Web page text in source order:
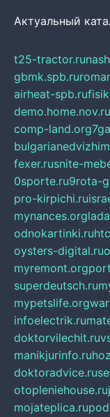
Актуальный
t25-tractor.ru
gbmk.spb.ru
airheat-spb.ru
demo.home.nov.ru
comp-land.org
fexer.rusnite-
0sporte.ru9rota-
pro-kirpichi.ru
mynances.org
odnokartinki.ru
oysters-digital.ru
myremont.org
superdeutsch.ru
mypetslife.org
infoelectrik.ru
doktorvilechit.ru
manikjurinfo.ru
doktoradvice.ru
otopleniehouse.ru
mojateplica.ru